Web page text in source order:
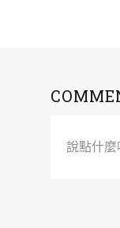
說點什麼